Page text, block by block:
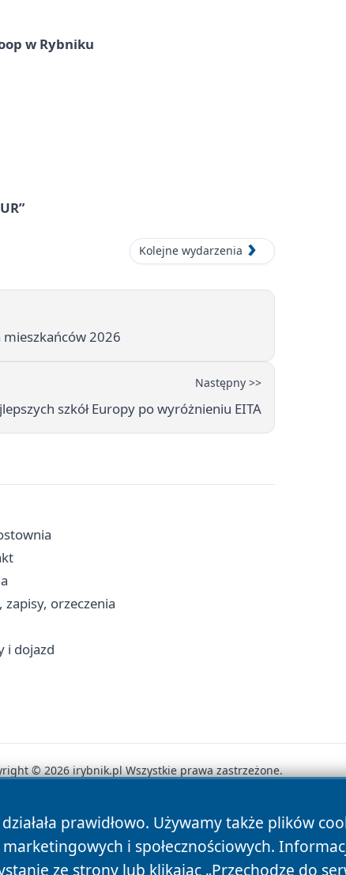
w Rybniku
Kolejne wydarzenia
mieszkańców 2026
Następny >>
szkół Europy po wyróżnieniu EITA
orzeczenia
i dojazd
prawidłowo. Używamy także plików
i społecznościowych.
ze strony lub klikając „Przechodzę do
© 2026 irybnik.pl Wszystkie prawa zastrzeżone.
Polityka Prywatności Polityka Cookies